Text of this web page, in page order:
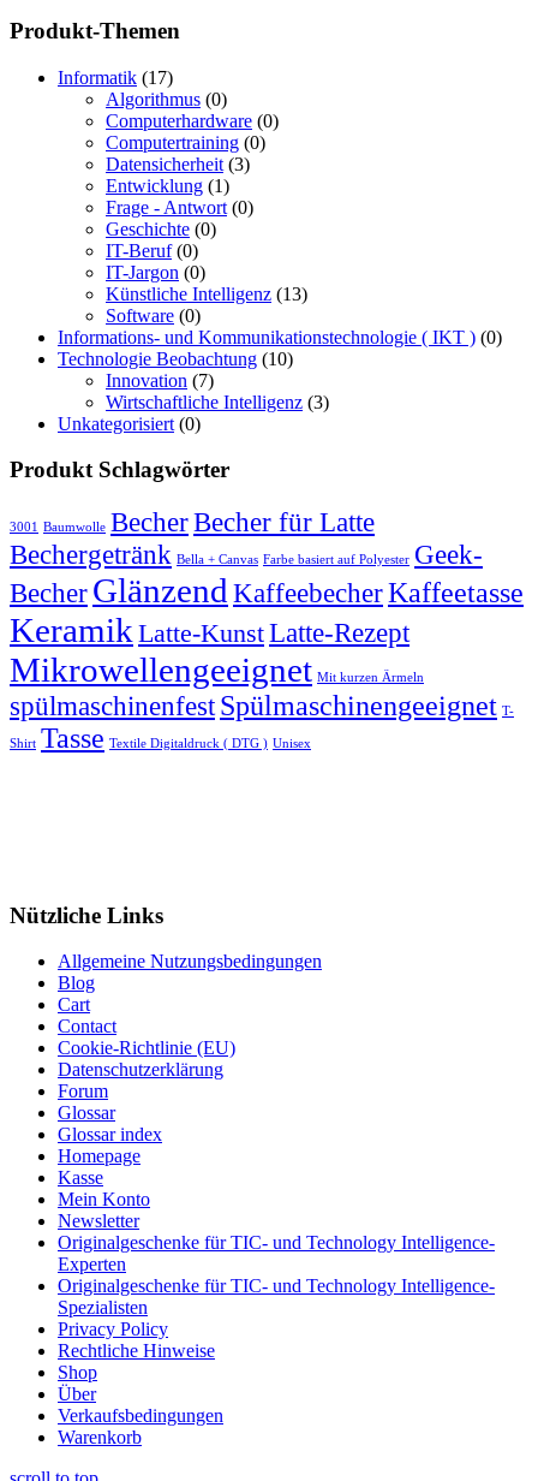
Produkt-Themen
Informatik (17)
Algorithmus (0)
Computerhardware (0)
Computertraining (0)
Datensicherheit (3)
Entwicklung (1)
Frage - Antwort (0)
Geschichte (0)
IT-Beruf (0)
IT-Jargon (0)
Künstliche Intelligenz (13)
Software (0)
Informations- und Kommunikationstechnologie ( IKT ) (0)
Technologie Beobachtung (10)
Innovation (7)
Wirtschaftliche Intelligenz (3)
Unkategorisiert (0)
Produkt Schlagwörter
3001 Baumwolle BecherBecher für Latte
Bechergetränk Bella + Canvas Farbe basiert auf Polyester Geek-
BecherGlänzend KaffeebecherKaffeetasse
Keramik Latte-KunstLatte-Rezept
Mikrowellengeeignet Mit kurzen Ärmeln
spülmaschinenfestSpülmaschinengeeignet T-
Shirt Tasse Textile Digitaldruck ( DTG ) Unisex
Nützliche Links
Allgemeine Nutzungsbedingungen
Blog
Cart
Contact
Cookie-Richtlinie (EU)
Datenschutzerklärung
Forum
Glossar
Glossar index
Homepage
Kasse
Mein Konto
Newsletter
Originalgeschenke für TIC- und Technology Intelligence-
Experten
Originalgeschenke für TIC- und Technology Intelligence-
Spezialisten
Privacy Policy
Rechtliche Hinweise
Shop
Über
Verkaufsbedingungen
Warenkorb